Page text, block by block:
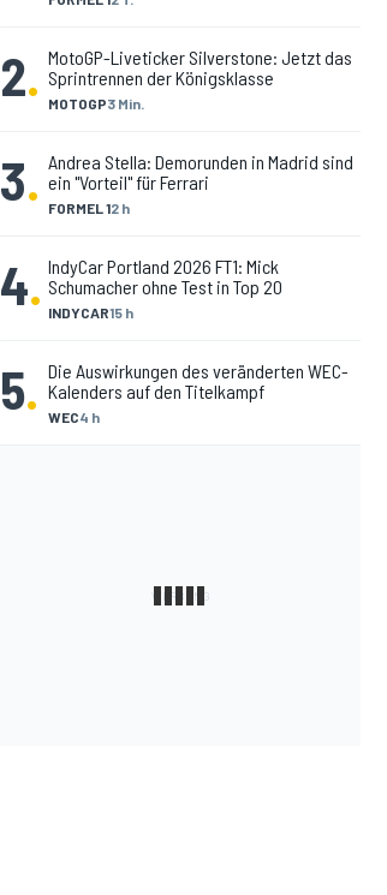
2. MOTOGP3 Min.
MotoGP-Liveticker Silverstone: Jetzt das
Sprintrennen der Königsklasse
3. FORMEL 12 h
Andrea Stella: Demorunden in Madrid sind
ein "Vorteil" für Ferrari
4. INDYCAR15 h
IndyCar Portland 2026 FT1: Mick
Schumacher ohne Test in Top 20
5. WEC4 h
Die Auswirkungen des veränderten WEC-
Kalenders auf den Titelkampf